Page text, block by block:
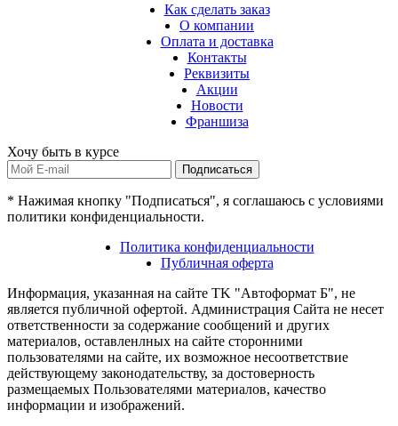
Как сделать заказ
О компании
Оплата и доставка
Контакты
Реквизиты
Акции
Новости
Франшиза
Хочу быть в курсе
Подписаться
* Нажимая кнопку "Подписаться", я соглашаюсь с условиями
политики конфиденциальности.
Политика конфиденциальности
Публичная оферта
Информация, указанная на сайте TK "Автоформат Б", не
является публичной офертой. Администрация Сайта не несет
ответственности за содержание сообщений и других
материалов, оставленлных на сайте сторонними
пользователями на сайте, их возможное несоответствие
действующему законодательству, за достоверность
размещаемых Пользователями материалов, качество
информации и изображений.